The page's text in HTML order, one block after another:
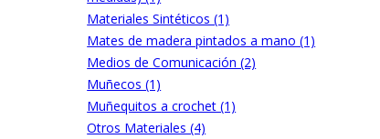
Materiales Sintéticos (1)
Mates de madera pintados a mano (1)
Medios de Comunicación (2)
Muñecos (1)
Muñequitos a crochet (1)
Otros Materiales (4)